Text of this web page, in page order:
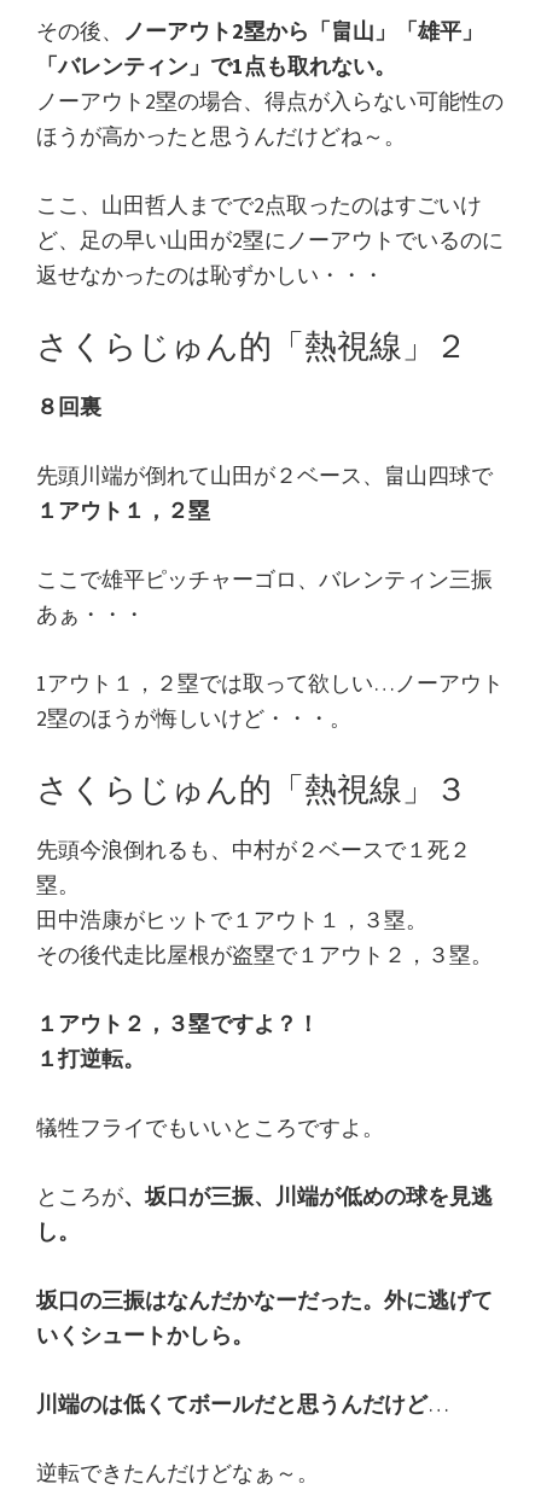
その後、 ノーアウト2塁から「畠山」「雄平」
「バレンティン」で1点も取れない。
ノーアウト2塁の場合、得点が入らない可能性の
ほうが高かったと思うんだけどね～。
ここ、山田哲人までで2点取ったのはすごいけ
ど、足の早い山田が2塁にノーアウトでいるのに
返せなかったのは恥ずかしい・・・
さくらじゅん的「熱視線」２
８回裏
先頭川端が倒れて山田が２ベース、畠山四球で
１アウト１，２塁
ここで雄平ピッチャーゴロ、バレンティン三振
あぁ・・・
1アウト１，２塁では取って欲しい…ノーアウト
2塁のほうが悔しいけど・・・。
さくらじゅん的「熱視線」３
先頭今浪倒れるも、中村が２ベースで１死２
塁。
田中浩康がヒットで１アウト１，３塁。
その後代走比屋根が盗塁で１アウト２，３塁。
１アウト２，３塁ですよ？！
１打逆転。
犠牲フライでもいいところですよ。
ところが、坂口が三振、川端が低めの球を見逃
し。
坂口の三振はなんだかなーだった。外に逃げて
いくシュートかしら。
川端のは低くてボールだと思うんだけど…
逆転できたんだけどなぁ～。